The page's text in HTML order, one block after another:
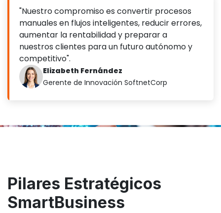
"Nuestro compromiso es convertir procesos
manuales en flujos inteligentes, reducir errores,
aumentar la rentabilidad y preparar a
nuestros clientes para un futuro autónomo y
competitivo".
Elizabeth Fernández
Gerente de Innovación SoftnetCorp
Pilares Estratégicos
SmartBusiness